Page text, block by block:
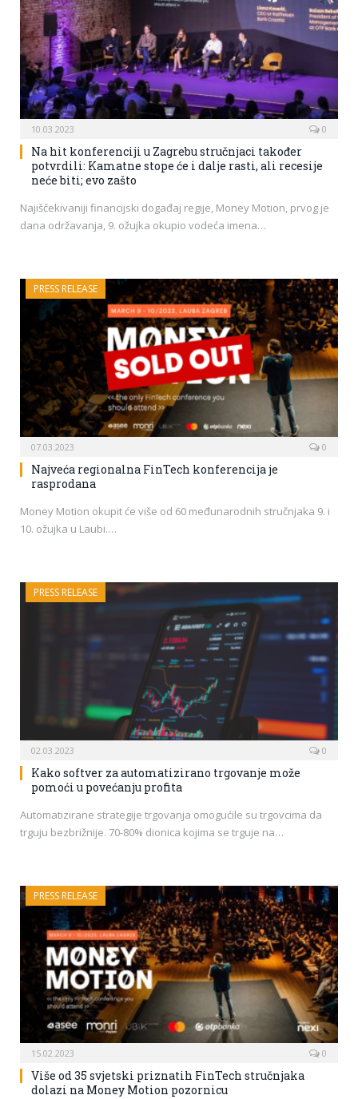
10.03.2023 0
Na hit konferenciji u Zagrebu stručnjaci također
potvrdili: Kamatne stope će i dalje rasti, ali recesije
neće biti; evo zašto
Najiščekivaniji financijski događaj regije, Money Motion, prvog je
dana održavanja, 9. ožujka okupio vodeća imena…
PRESS RELEASE
07.03.2023 0
Najveća regionalna FinTech konferencija je
rasprodana
Money Motion okupit će više od 60 međunarodnih stručnjaka 9. i
10. ožujka u Laubi.…
PRESS RELEASE
02.03.2023 0
Kako softver za automatizirano trgovanje može
pomoći u povećanju profita
Automatizirane strategije trgovanja omogućile su trgovcima da
trguju bezbrižnije. 70-80% dionica kojima se trguje na…
PRESS RELEASE
15.02.2023 0
Više od 35 svjetski priznatih FinTech stručnjaka
dolazi na Money Motion pozornicu